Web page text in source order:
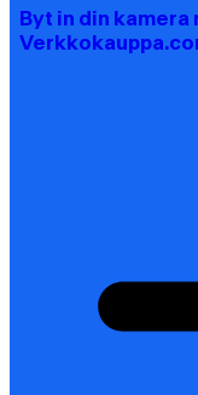
Byt in din